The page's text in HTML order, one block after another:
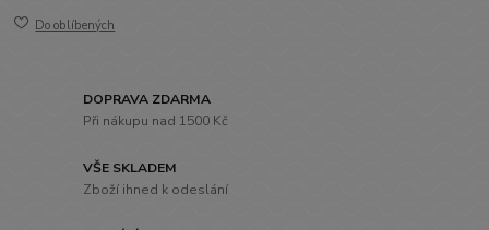
Do oblíbených
DOPRAVA ZDARMA
Při nákupu nad 1500 Kč
VŠE SKLADEM
Zboží ihned k odeslání